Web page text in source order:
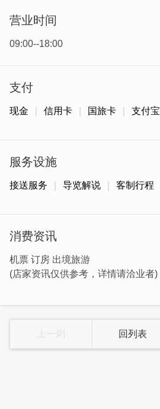
营业时间
09:00--18:00
支付
现金 信用卡 国旅卡 支付宝
服务设施
接送服务 导览解说 客制行程
消费资讯
机票 订房 出境旅游
(店家资讯仅供参考，详情请洽业者)
上一则 回列表